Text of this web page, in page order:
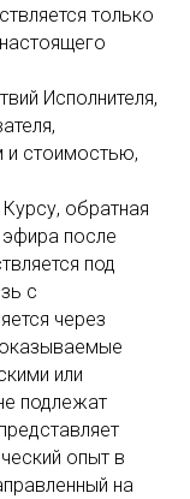
только
Исполнителя,
и стоимостью,
обратная
после
под
с
через
или
подлежат
опыт в
на